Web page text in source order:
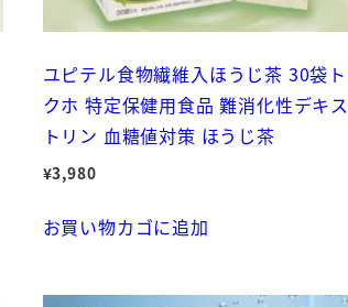
濯
ー
ケ
ー
ウ
ユピテル食物繊維入ほうじ茶 30袋ト
クホ 特定保健用食品 難消化性デキス
トリン 血糖値対策 ほうじ茶
¥3,980
お買い物カゴに追加